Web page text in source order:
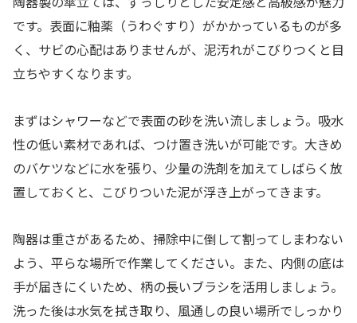
です。表面に釉薬（うわぐすり）がかかっているものが多
く、サビの心配はありませんが、泥汚れがこびりつくと目
立ちやすくなります。
まずはシャワーなどで表面の砂を洗い流しましょう。吸水
性の低い素材であれば、つけ置き洗いが可能です。大きめ
のバケツなどに水を張り、少量の洗剤を加えてしばらく放
置しておくと、こびりついた泥が浮き上がってきます。
陶器は重さがあるため、掃除中に倒して割ってしまわない
よう、平らな場所で作業してください。また、内側の底は
手が届きにくいため、柄の長いブラシを活用しましょう。
洗った後は水気を拭き取り、風通しの良い場所でしっかり